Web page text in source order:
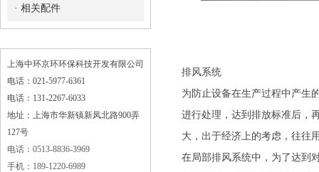
· 相关配件
排风系统
为防止设备在生产过程中产生
进行处理，达到排放标准后
大，出于经济上的考虑，往往
在局部排风系统中，为了达到
上海中环京环环保科技开发有限公司
电话：021-5977-6361
电话：131-2267-6033
地址：上海市华新镇新凤北路900弄
127号
电话：0513-8836-3969
手机：189-1220-6989